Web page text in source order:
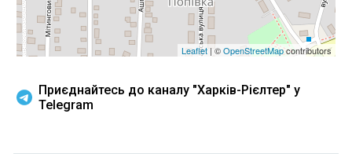
Leaflet | ©OpenStreetMapcontributors
Приєднайтесь до каналу "Харків-Рієлтер" у
Telegram